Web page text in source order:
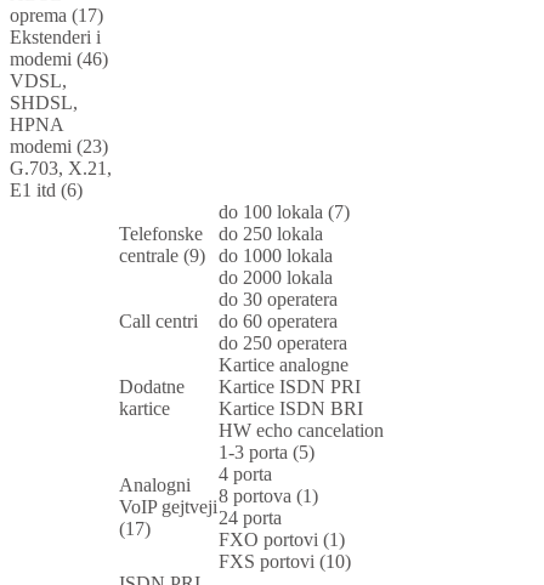
oprema (17)
Ekstenderi i
modemi (46)
VDSL,
SHDSL,
HPNA
modemi (23)
G.703, X.21,
E1 itd (6)
Telefonske
centrale (9)
do 100 lokala (7)
do 250 lokala
do 1000 lokala
do 2000 lokala
Call centri
do 30 operatera
do 60 operatera
do 250 operatera
Dodatne
kartice
Kartice analogne
Kartice ISDN PRI
Kartice ISDN BRI
HW echo cancelation
Analogni
VoIP gejtveji
(17)
1-3 porta (5)
4 porta
8 portova (1)
24 porta
FXO portovi (1)
FXS portovi (10)